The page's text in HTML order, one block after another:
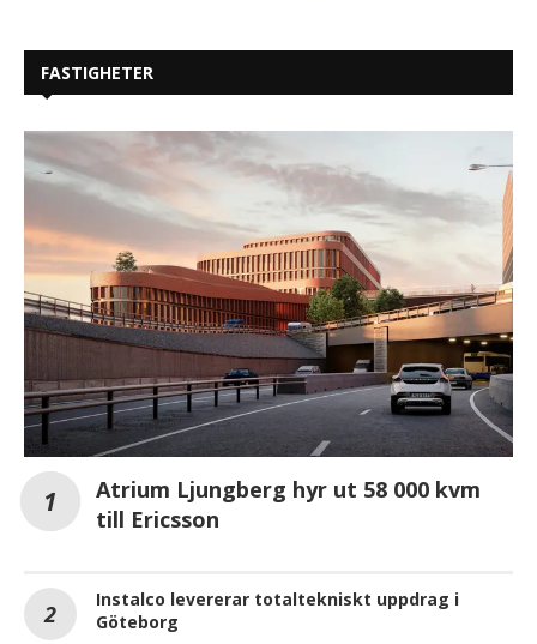
FASTIGHETER
Atrium Ljungberg hyr ut 58 000 kvm
till Ericsson
Instalco levererar totaltekniskt uppdrag i
Göteborg